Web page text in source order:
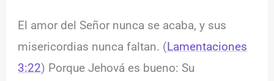
El amor del Señor nunca se acaba, y sus
misericordias nunca faltan. (Lamentaciones
3:22) Porque Jehová es bueno: Su